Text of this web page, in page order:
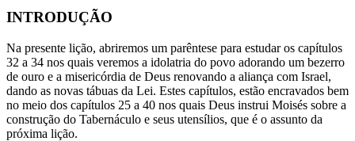
INTRODUÇÃO
Na presente lição, abriremos um parêntese para estudar os capítulos
32 a 34 nos quais veremos a idolatria do povo adorando um bezerro
de ouro e a misericórdia de Deus renovando a aliança com Israel,
dando as novas tábuas da Lei. Estes capítulos, estão encravados bem
no meio dos capítulos 25 a 40 nos quais Deus instrui Moisés sobre a
construção do Tabernáculo e seus utensílios, que é o assunto da
próxima lição.